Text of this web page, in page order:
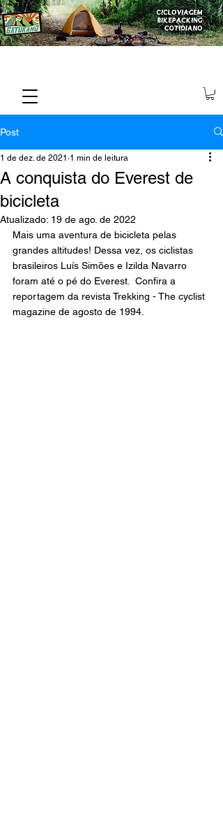
Post
A conquista do Everest de
bicicleta
1 de dez. de 2021 1 min de leitura
Atualizado: 19 de ago. de 2022
Mais uma aventura de bicicleta pelas
grandes altitudes! Dessa vez, os ciclistas
brasileiros Luís Simões e Izilda Navarro
foram até o pé do Everest.  Confira a
reportagem da revista Trekking - The cyclist
magazine de agosto de 1994.